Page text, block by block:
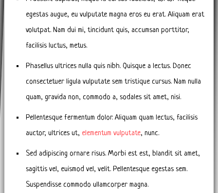
egestas augue, eu vulputate magna eros eu erat. Aliquam erat
volutpat. Nam dui mi, tincidunt quis, accumsan porttitor,
facilisis luctus, metus.
Phasellus ultrices nulla quis nibh. Quisque a lectus. Donec
consectetuer ligula vulputate sem tristique cursus. Nam nulla
quam, gravida non, commodo a, sodales sit amet, nisi.
Pellentesque fermentum dolor. Aliquam quam lectus, facilisis
auctor, ultrices ut, elementum vulputate, nunc.
Sed adipiscing ornare risus. Morbi est est, blandit sit amet,
sagittis vel, euismod vel, velit. Pellentesque egestas sem.
Suspendisse commodo ullamcorper magna.